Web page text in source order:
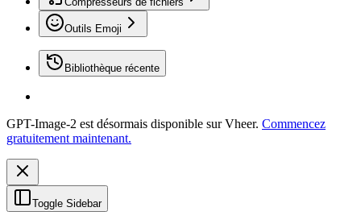
Outils Emoji
Bibliothèque récente
GPT-Image-2 est désormais disponible sur Vheer. Commencez
gratuitement maintenant.
Toggle Sidebar